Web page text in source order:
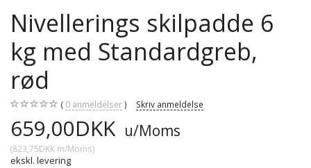
Nivellerings skilpadde 6
kg med Standardgreb,
rød
0 anmeldelser Skriv anmeldelse
659,00DKK u/Moms
(823,75DKK m/Moms)
ekskl. levering